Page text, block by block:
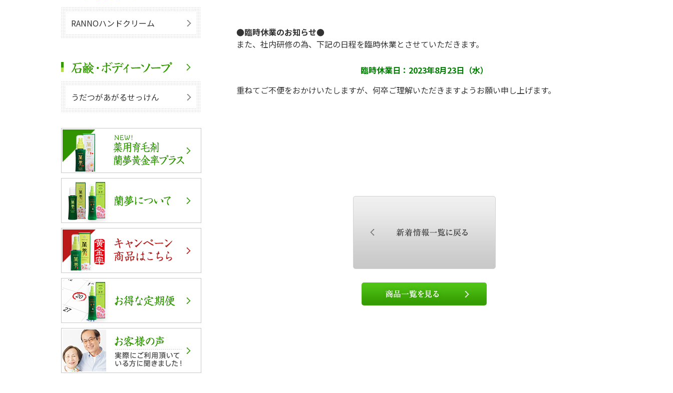
RANNOハンドクリーム
うだつがあがるせっけん
●臨時休業のお知らせ●
また、社内研修の為、下記の日程を臨時休業とさせていただきます。
臨時休業日：2023年8月23日（水）
重ねてご不便をおかけいたしますが、何卒ご理解いただきますようお願い申し上げます。